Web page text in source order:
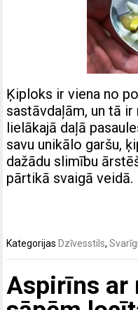
Ķiploks ir viena no
sastāvdaļām, un tā
lielākajā daļā
savu unikālo garšu,
dažādu slimību
pārtikā svaigā veidā.
Kategorijas Dzīvesstils,Svarīgi
Aspirīns ar